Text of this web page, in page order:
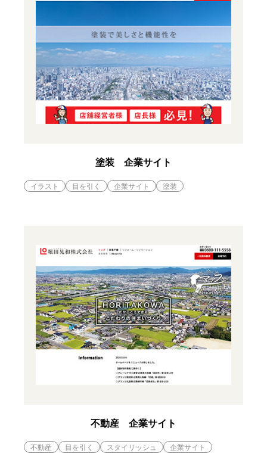
塗装 企業サイト
イラスト 目を引く 企業サイト 塗装
不動産 企業サイト
不動産 目を引く スタイリッシュ 企業サイト